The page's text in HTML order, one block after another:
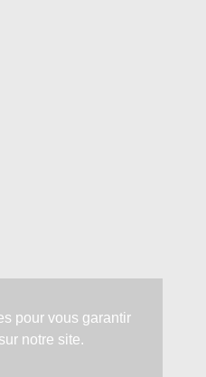
Tous droits réservés.
pour vous garantir
notre site.